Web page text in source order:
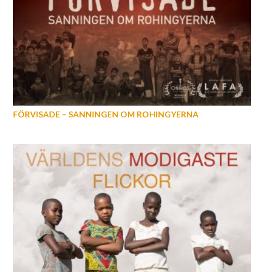
FÖRVISADE – SANNINGEN OM ROHINGYERNA